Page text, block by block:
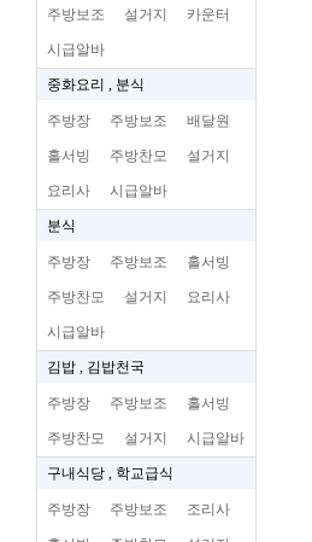
주방보조 설거지 카운터
시급알바
중화요리 , 분식
주방장 주방보조 배달원
홀서빙 주방찬모 설거지
요리사 시급알바
분식
주방장 주방보조 홀서빙
주방찬모 설거지 요리사
시급알바
김밥 , 김밥천국
주방장 주방보조 홀서빙
주방찬모 설거지 시급알바
구내식당 , 학교급식
주방장 주방보조 조리사